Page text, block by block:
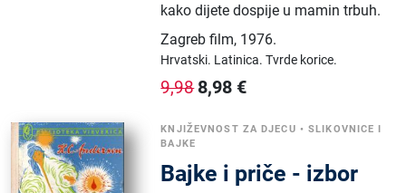
kako dijete dospije u mamin trbuh.
Zagreb film, 1976.
Hrvatski. Latinica.Tvrde korice.
9,98 8,98 €
KNJIŽEVNOST ZA DJECU •SLIKOVNICE I
BAJKE
Bajke i priče - izbor